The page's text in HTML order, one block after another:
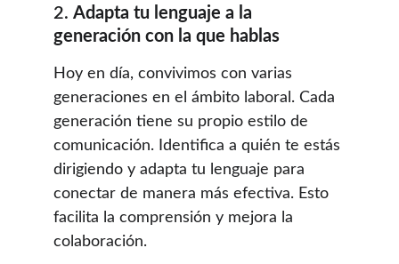
2. Adapta tu lenguaje a la
generación con la que hablas
Hoy en día, convivimos con varias
generaciones en el ámbito laboral. Cada
generación tiene su propio estilo de
comunicación. Identifica a quién te estás
dirigiendo y adapta tu lenguaje para
conectar de manera más efectiva. Esto
facilita la comprensión y mejora la
colaboración.